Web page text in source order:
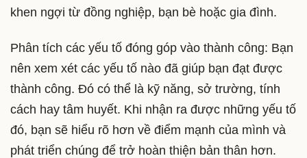
khen ngợi từ đồng nghiệp, bạn bè hoặc gia đình.
Phân tích các yếu tố đóng góp vào thành công: Bạn
nên xem xét các yếu tố nào đã giúp bạn đạt được
thành công. Đó có thể là kỹ năng, sở trường, tính
cách hay tâm huyết. Khi nhận ra được những yếu tố
đó, bạn sẽ hiểu rõ hơn về điểm mạnh của mình và
phát triển chúng để trở hoàn thiện bản thân hơn.